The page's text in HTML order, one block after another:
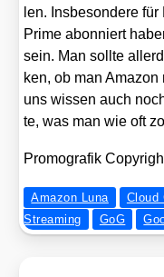
len. Ins­be­son­de­re
Prime abon­niert
sein. Man soll­te
ken, ob man
uns wis­sen auch
te, was man wie oft
Pro­mo­gra­fik
Amazon Luna Cloud
Streaming
GoG